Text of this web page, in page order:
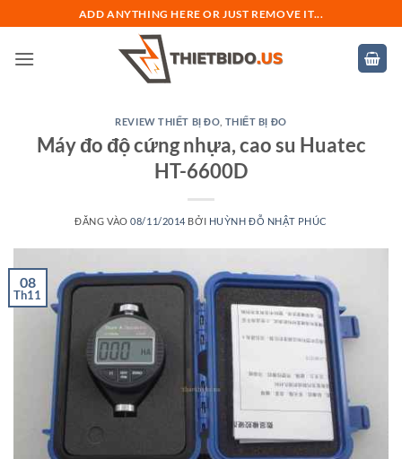
qua
nội
ADD ANYTHING HERE OR JUST REMOVE IT...
REVIEW THIẾT BỊ ĐO THIẾT BỊ ĐO
Máy đo độ cứng nhựa, cao su Huatec
HT-6600D
ĐĂNG VÀO08/11/2014 BỞI HUỲNH ĐỖ NHẬT PHÚC
08
Th11